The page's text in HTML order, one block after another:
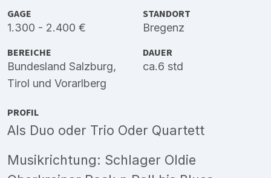
GAGE
1.300 - 2.400 €
STANDORT
Bregenz
BEREICHE
Bundesland Salzburg,
Tirol und Vorarlberg
DAUER
ca.6 std
PROFIL
Als Duo oder Trio Oder Quartett
Musikrichtung: Schlager Oldie